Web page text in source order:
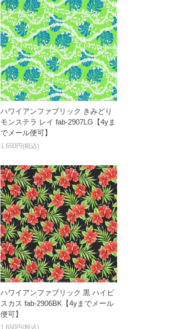
ハワイアンファブリック きみどり
モンステラ レイ fab-2907LG【4yま
でメール便可】
1,650円(税込)
ハワイアンファブリック 黒 ハイビ
スカス fab-2906BK【4yまでメール
便可】
1,650円(税込)